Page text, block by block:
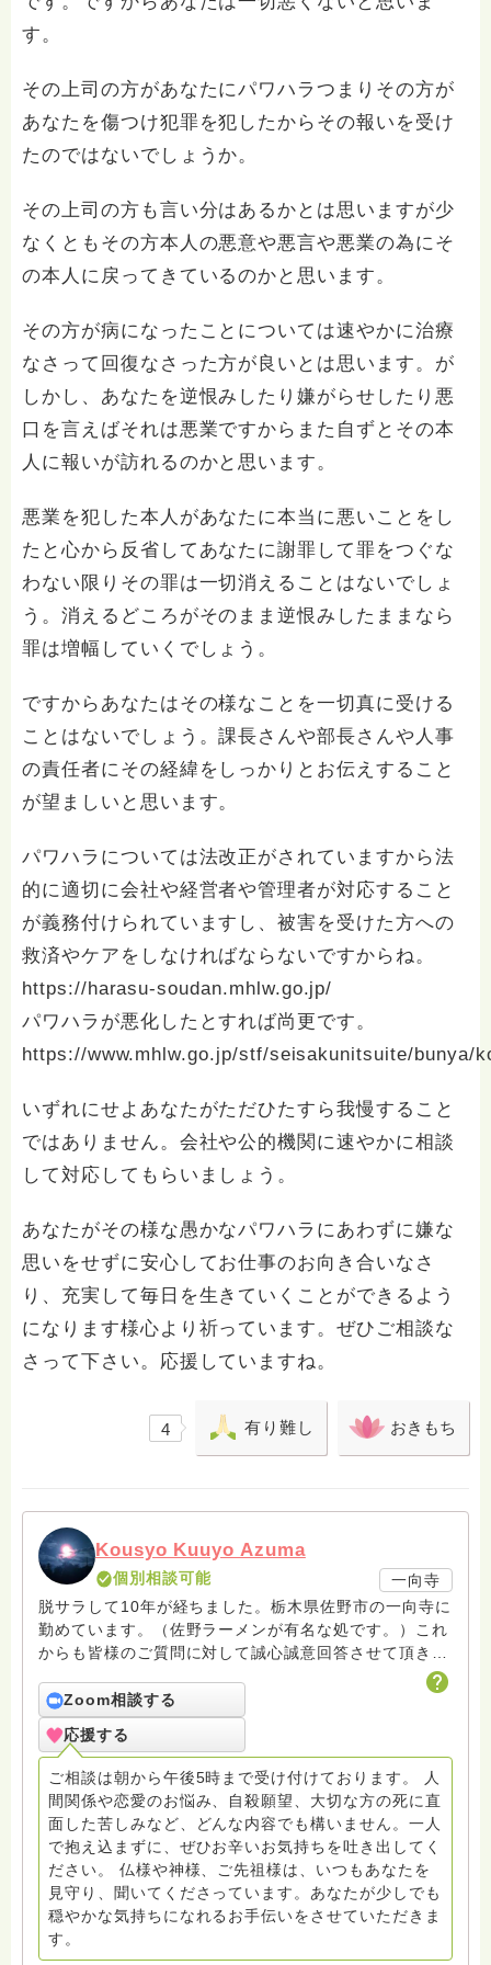
す。
その上司の方があなたにパワハラつまりその方が
あなたを傷つけ犯罪を犯したからその報いを受け
たのではないでしょうか。
その上司の方も言い分はあるかとは思いますが少
なくともその方本人の悪意や悪言や悪業の為にそ
の本人に戻ってきているのかと思います。
その方が病になったことについては速やかに治療
なさって回復なさった方が良いとは思います。が
しかし、あなたを逆恨みしたり嫌がらせしたり悪
口を言えばそれは悪業ですからまた自ずとその本
人に報いが訪れるのかと思います。
悪業を犯した本人があなたに本当に悪いことをし
たと心から反省してあなたに謝罪して罪をつぐな
わない限りその罪は一切消えることはないでしょ
う。消えるどころがそのまま逆恨みしたままなら
罪は増幅していくでしょう。
ですからあなたはその様なことを一切真に受ける
ことはないでしょう。課長さんや部長さんや人事
の責任者にその経緯をしっかりとお伝えすること
が望ましいと思います。
パワハラについては法改正がされていますから法
的に適切に会社や経営者や管理者が対応すること
が義務付けられていますし、被害を受けた方への
救済やケアをしなければならないですからね。
https://harasu-soudan.mhlw.go.jp/
パワハラが悪化したとすれば尚更です。
https://www.mhlw.go.jp/stf/seisakunitsuite/bunya/
いずれにせよあなたがただひたすら我慢すること
ではありません。会社や公的機関に速やかに相談
して対応してもらいましょう。
あなたがその様な愚かなパワハラにあわずに嫌な
思いをせずに安心してお仕事のお向き合いなさ
り、充実して毎日を生きていくことができるよう
になります様心より祈っています。ぜひご相談な
さって下さい。応援していますね。
4 有り難し おきもち
Kousyo Kuuyo Azuma
個別相談可能
一向寺
脱サラして10年が経ちました。栃木県佐野市の一向寺に
勤めています。（佐野ラーメンが有名な処です。）これ
からも皆様のご質問に対して誠心誠意回答させて頂きた
いと存じます。まだまだ修行中の身ですので至らぬ点あ
ろうかとは存じますが共に精進して参りましょうね。お
寺にもお気軽に遊びに来てください。
Zoom相談する
応援する
ご相談は朝から午後5時まで受け付けております。 人
間関係や恋愛のお悩み、自殺願望、大切な方の死に直
面した苦しみなど、どんな内容でも構いません。一人
で抱え込まずに、ぜひお辛いお気持ちを吐き出してく
ださい。 仏様や神様、ご先祖様は、いつもあなたを
見守り、聞いてくださっています。あなたが少しでも
穏やかな気持ちになれるお手伝いをさせていただきま
す。